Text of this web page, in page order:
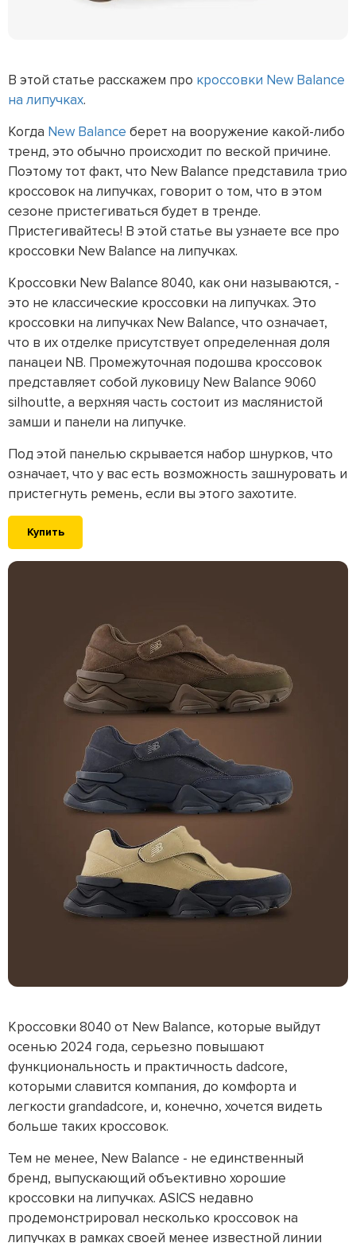
В этой статье расскажем про кроссовки New Balance
на липучках.
Когда New Balance берет на вооружение какой-либо
тренд, это обычно происходит по веской причине.
Поэтому тот факт, что New Balance представила трио
кроссовок на липучках, говорит о том, что в этом
сезоне пристегиваться будет в тренде.
Пристегивайтесь! В этой статье вы узнаете все про
кроссовки New Balance на липучках.
Кроссовки New Balance 8040, как они называются, -
это не классические кроссовки на липучках. Это
кроссовки на липучках New Balance, что означает,
что в их отделке присутствует определенная доля
панацеи NB. Промежуточная подошва кроссовок
представляет собой луковицу New Balance 9060
silhoutte, а верхняя часть состоит из маслянистой
замши и панели на липучке.
Под этой панелью скрывается набор шнурков, что
означает, что у вас есть возможность зашнуровать и
пристегнуть ремень, если вы этого захотите.
Купить
Кроссовки 8040 от New Balance, которые выйдут
осенью 2024 года, серьезно повышают
функциональность и практичность dadcore,
которыми славится компания, до комфорта и
легкости grandadcore, и, конечно, хочется видеть
больше таких кроссовок.
Тем не менее, New Balance - не единственный
бренд, выпускающий объективно хорошие
кроссовки на липучках. ASICS недавно
продемонстрировал несколько кроссовок на
липучках в рамках своей менее известной линии